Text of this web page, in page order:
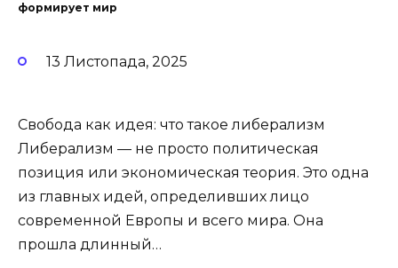
формирует мир
13 Листопада, 2025
Свобода как идея: что такое либерализм
Либерализм — не просто политическая
позиция или экономическая теория. Это одна
из главных идей, определивших лицо
современной Европы и всего мира. Она
прошла длинный…